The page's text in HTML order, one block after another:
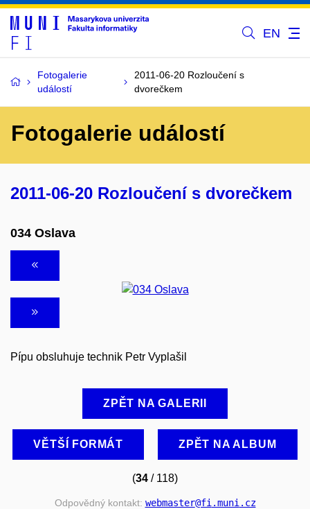
EN
Fotogalerie
událostí
2011-06-20 Rozloučení s
dvorečkem
Fotogalerie událostí
2011-06-20 Rozloučení s dvorečkem
034 Oslava
Pípu obsluhuje technik Petr Vyplašil
ZPĚT NA GALERII
VĚTŠÍ FORMÁT ZPĚT NA ALBUM
(34 / 118)
Odpovědný kontakt: webmaster@fi .muni .cz